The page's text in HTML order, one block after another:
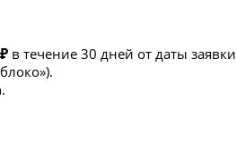
в течение 30 дней от даты
.